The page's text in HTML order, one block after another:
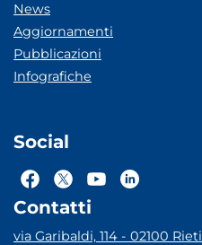
News
Aggiornamenti
Pubblicazioni
Infografiche
Social
Contatti
via Garibaldi, 114 - 02100 Rieti